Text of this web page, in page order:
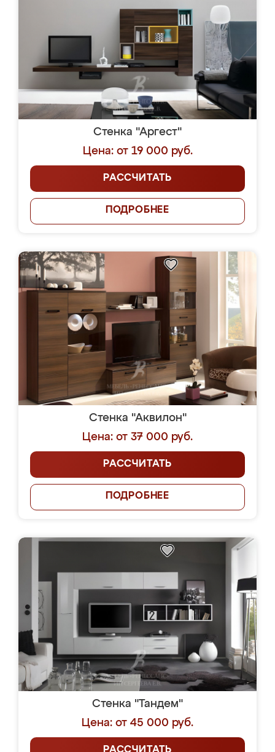
Стенка "Аргест"
Цена: от 19 000 руб.
РАССЧИТАТЬ
ПОДРОБНЕЕ
Стенка "Аквилон"
Цена: от 37 000 руб.
РАССЧИТАТЬ
ПОДРОБНЕЕ
Стенка "Тандем"
Цена: от 45 000 руб.